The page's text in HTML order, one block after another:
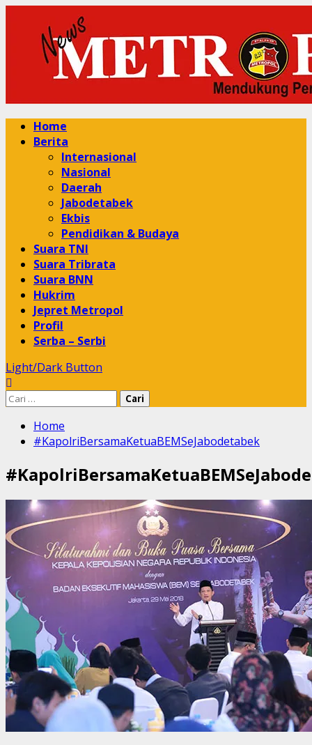
content
Primary
Menu
Home
Berita
Internasional
Nasional
Daerah
Jabodetabek
Ekbis
Pendidikan & Budaya
Suara TNI
Suara Tribrata
Suara BNN
Hukrim
Jepret Metropol
Profil
Serba – Serbi
Light/Dark Button
Cari
Home
#KapolriBersamaKetuaBEMSeJabodetabek